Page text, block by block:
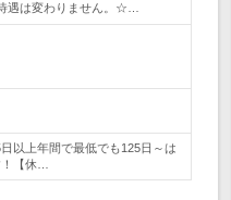
遇は変わりません。☆…
以上年間で最低でも125日～は
【休…